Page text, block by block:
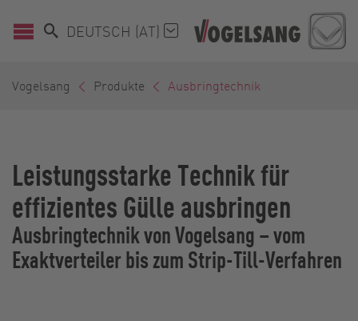
DEUTSCH (AT)
Vogelsang Produkte Ausbringtechnik
Leistungsstarke Technik für
effizientes Gülle ausbringen
Ausbringtechnik von Vogelsang – vom
Exaktverteiler bis zum Strip-Till-Verfahren